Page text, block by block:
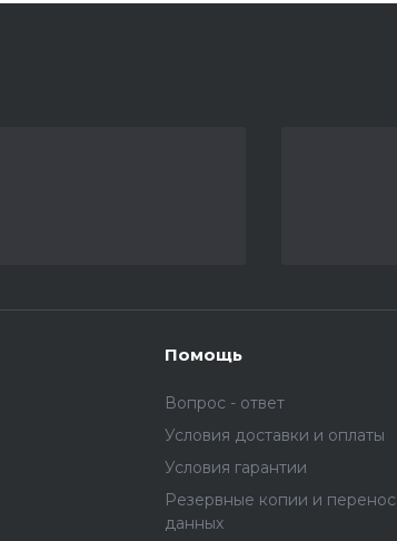
Помощь
Вопрос - ответ
Условия доставки и оплаты
Условия гарантии
Резервные копии и перенос
данных